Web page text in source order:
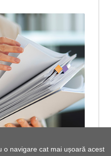
o navigare cat mai ușoară acest